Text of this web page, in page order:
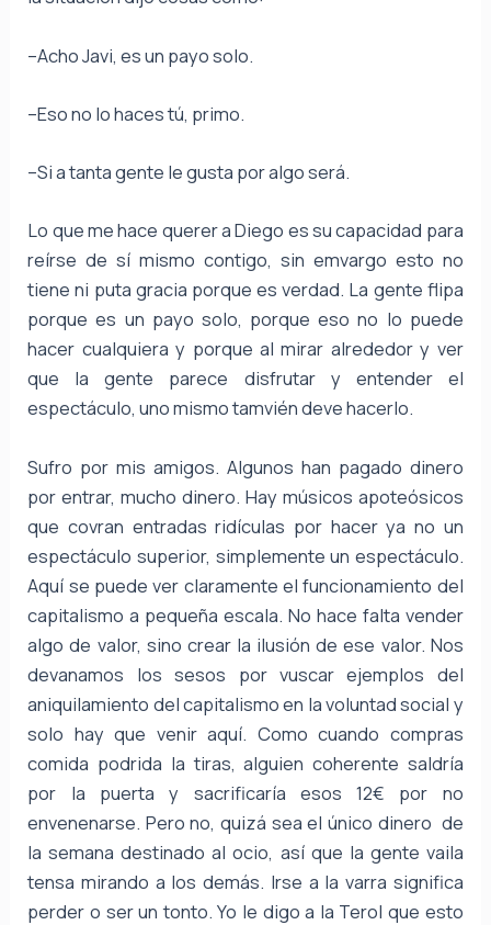
–Acho Javi, es un payo solo.
–Eso no lo haces tú, primo.
–Si a tanta gente le gusta por algo será.
Lo que me hace querer a Diego es su capacidad para
reírse de sí mismo contigo, sin emvargo esto no
tiene ni puta gracia porque es verdad. La gente flipa
porque es un payo solo, porque eso no lo puede
hacer cualquiera y porque al mirar alrededor y ver
que la gente parece disfrutar y entender el
espectáculo, uno mismo tamvién deve hacerlo.
Sufro por mis amigos. Algunos han pagado dinero
por entrar, mucho dinero. Hay músicos apoteósicos
que covran entradas ridículas por hacer ya no un
espectáculo superior, simplemente un espectáculo.
Aquí se puede ver claramente el funcionamiento del
capitalismo a pequeña escala. No hace falta vender
algo de valor, sino crear la ilusión de ese valor. Nos
devanamos los sesos por vuscar ejemplos del
aniquilamiento del capitalismo en la voluntad social y
solo hay que venir aquí. Como cuando compras
comida podrida la tiras, alguien coherente saldría
por la puerta y sacrificaría esos 12€ por no
envenenarse. Pero no, quizá sea el único dinero de
la semana destinado al ocio, así que la gente vaila
tensa mirando a los demás. Irse a la varra significa
perder o ser un tonto. Yo le digo a la Terol que esto